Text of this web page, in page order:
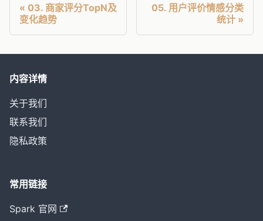
03. 商家评分TopN及
变化趋势
05. 用户评价情感分类
统计
内容详情
关于我们
联系我们
隐私政策
常用链接
Spark 官网